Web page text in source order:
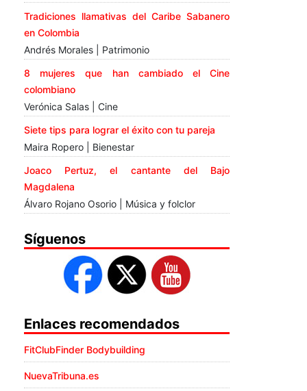
Tradiciones llamativas del Caribe Sabanero
en Colombia
Andrés Morales | Patrimonio
8 mujeres que han cambiado el Cine
colombiano
Verónica Salas | Cine
Siete tips para lograr el éxito con tu pareja
Maira Ropero | Bienestar
Joaco Pertuz, el cantante del Bajo
Magdalena
Álvaro Rojano Osorio | Música y folclor
Síguenos
Enlaces recomendados
FitClubFinder Bodybuilding
NuevaTribuna.es